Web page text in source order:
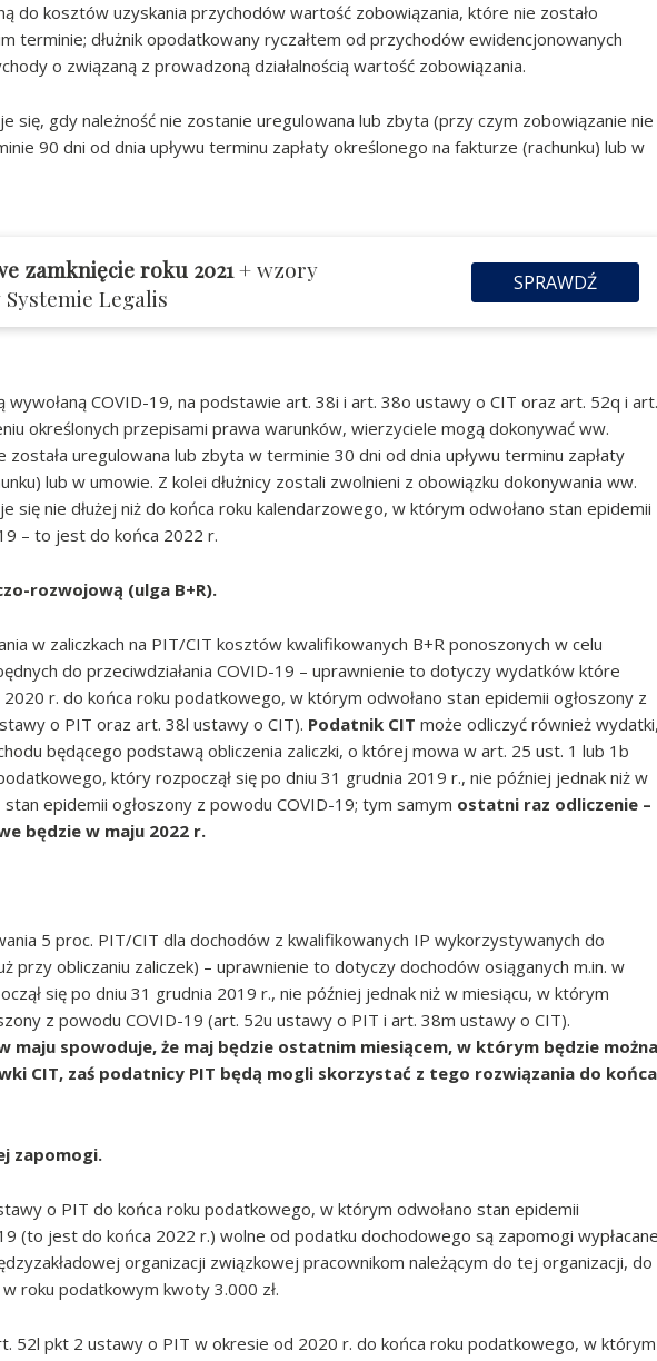
do kosztów uzyskania przychodów wartość zobowiązania, które nie zostało
terminie; dłużnik opodatkowany ryczałtem od przychodów ewidencjonowanych
o związaną z prowadzoną działalnością wartość zobowiązania.
się, gdy należność nie zostanie uregulowana lub zbyta (przy czym zobowiązanie nie
90 dni od dnia upływu terminu zapłaty określonego na fakturze (rachunku) lub w
zamknięcie roku 2021+ wzory
Legalis
SPRAWDŹ
wywołaną COVID-19, na podstawie art. 38i i art. 38o ustawy o CIT oraz art. 52q i art.
określonych przepisami prawa warunków, wierzyciele mogą dokonywać ww.
uregulowana lub zbyta w terminie 30 dni od dnia upływu terminu zapłaty
lub w umowie. Z kolei dłużnicy zostali zwolnieni z obowiązku dokonywania ww.
się nie dłużej niż do końca roku kalendarzowego, w którym odwołano stan epidemii
– to jest do końca 2022 r.
rozwojową (ulga B+R).
w zaliczkach na PIT/CIT kosztów kwalifikowanych B+R ponoszonych w celu
do przeciwdziałania COVID-19 – uprawnienie to dotyczy wydatków które
r. do końca roku podatkowego, w którym odwołano stan epidemii ogłoszony z
o PIT oraz art. 38l ustawy o CIT). Podatnik CIT może odliczyć również
będącego podstawą obliczenia zaliczki, o której mowa w art. 25 ust. 1 lub 1b
który rozpoczął się po dniu 31 grudnia 2019 r., nie później jednak niż w
epidemii ogłoszony z powodu COVID-19; tym samym ostatni raz odliczenie –
będzie w maju 2022 r.
5 proc. PIT/CIT dla dochodów z kwalifikowanych IP wykorzystywanych do
przy obliczaniu zaliczek) – uprawnienie to dotyczy dochodów osiąganych m.in. w
się po dniu 31 grudnia 2019 r., nie później jednak niż w miesiącu, w którym
z powodu COVID-19 (art. 52u ustawy o PIT i art. 38m ustawy o CIT).
maju spowoduje, że maj będzie ostatnim miesiącem, w którym będzie można
CIT, zaś podatnicy PIT będą mogli skorzystać z tego rozwiązania do końca
zapomogi.
o PIT do końca roku podatkowego, w którym odwołano stan epidemii
(to jest do końca 2022 r.) wolne od podatku dochodowego są zapomogi
organizacji związkowej pracownikom należącym do tej organizacji, do
roku podatkowym kwoty 3.000 zł.
52l pkt 2 ustawy o PIT w okresie od 2020 r. do końca roku podatkowego, w którym